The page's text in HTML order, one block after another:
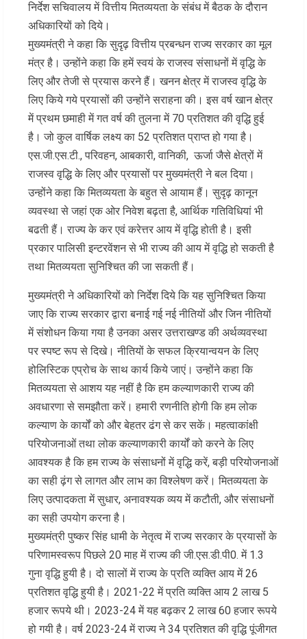
निर्देश सचिवालय में वित्तीय मितव्ययता के संबंध में बैठक के दौरान
अधिकारियों को दिये।
मुख्यमंत्री ने कहा कि सुदृढ़ वित्तीय प्रबन्धन राज्य सरकार का मूल
मंत्र है। उन्होंने कहा कि हमें स्वयं के राजस्व संसाधनों में वृद्धि के
लिए और तेजी से प्रयास करने हैं। खनन क्षेत्र में राजस्व वृद्धि के
लिए किये गये प्रयासों की उन्होंने सराहना की। इस वर्ष खान क्षेत्र
में प्रथम छमाही में गत वर्ष की तुलना में 70 प्रतिशत की वृद्धि हुई
है। जो कुल वार्षिक लक्ष्य का 52 प्रतिशत प्राप्त हो गया है।
एस.जी.एस.टी., परिवहन, आबकारी, वानिकी, ऊर्जा जैसे क्षेत्रों में
राजस्व वृद्धि के लिए और प्रयासों पर मुख्यमंत्री ने बल दिया।
उन्होंने कहा कि मितव्ययता के बहुत से आयाम हैं। सुदृढ़ कानून
व्यवस्था से जहां एक ओर निवेश बढ़ता है, आर्थिक गतिविधियां भी
बढती हैं। राज्य के कर एवं करेत्तर आय में वृद्धि होती है। इसी
प्रकार पालिसी इन्टरवेंशन से भी राज्य की आय में वृद्धि हो सकती है
तथा मितव्ययता सुनिश्चित की जा सकती हैं।
मुख्यमंत्री ने अधिकारियों को निर्देश दिये कि यह सुनिश्चित किया
जाए कि राज्य सरकार द्वारा बनाई गई नई नीतियों और जिन नीतियों
में संशोधन किया गया है उनका असर उत्तराखण्ड की अर्थव्यवस्था
पर स्पष्ट रूप से दिखे। नीतियों के सफल क्रियान्वयन के लिए
होलिस्टिक एप्रोच के साथ कार्य किये जाएं। उन्होंने कहा कि
मितव्ययता से आशय यह नहीं है कि हम कल्याणकारी राज्य की
अवधारणा से समझौता करें। हमारी रणनीति होगी कि हम लोक
कल्याण के कार्यों को और बेहतर ढंग से कर सकें। महत्वाकांक्षी
परियोजनाओं तथा लोक कल्याणकारी कार्यों को करने के लिए
आवश्यक है कि हम राज्य के संसाधनों में वृद्धि करें, बड़ी परियोजनाओं
का सही ढ़ंग से लागत और लाभ का विश्लेषण करें। मितव्ययता के
लिए उत्पादकता में सुधार, अनावश्यक व्यय में कटौती, और संसाधनों
का सही उपयोग करना है।
मुख्यमंत्री पुष्कर सिंह धामी के नेतृत्व में राज्य सरकार के प्रयासों के
परिणामस्वरूप पिछले 20 माह में राज्य की जी.एस.डी.पी0. में 1.3
गुना वृद्धि हुयी है। दो सालों में राज्य के प्रति व्यक्ति आय में 26
प्रतिशत वृद्धि हुयी है। 2021-22 में प्रति व्यक्ति आय 2 लाख 5
हजार रूपये थी। 2023-24 में यह बढ़कर 2 लाख 60 हजार रूपये
हो गयी है। वर्ष 2023-24 में राज्य ने 34 प्रतिशत की वृद्धि पूंजीगत